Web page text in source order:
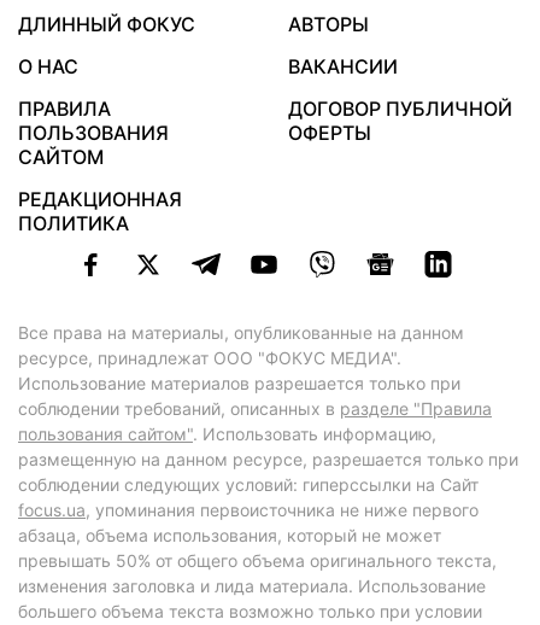
ДЛИННЫЙ ФОКУС
АВТОРЫ
О НАС
ВАКАНСИИ
ПРАВИЛА
ПОЛЬЗОВАНИЯ
САЙТОМ
ДОГОВОР ПУБЛИЧНОЙ
ОФЕРТЫ
РЕДАКЦИОННАЯ
ПОЛИТИКА
Все права на материалы, опубликованные на данном
ресурсе, принадлежат ООО "ФОКУС МЕДИА".
Использование материалов разрешается только при
соблюдении требований, описанных в разделе "Правила
пользования сайтом". Использовать информацию,
размещенную на данном ресурсе, разрешается только при
соблюдении следующих условий: гиперссылки на Сайт
focus.ua, упоминания первоисточника не ниже первого
абзаца, объема использования, который не может
превышать 50% от общего объема оригинального текста,
изменения заголовка и лида материала. Использование
большего объема текста возможно только при условии